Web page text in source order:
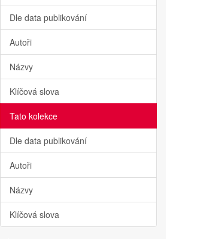
Dle data publikování
Autoři
Názvy
Klíčová slova
Tato kolekce
Dle data publikování
Autoři
Názvy
Klíčová slova